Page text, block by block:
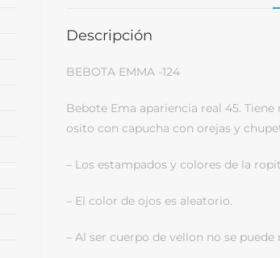
Descripción
BEBOTA EMMA -124
Bebote Ema apariencia real 45.
osito con capucha con orejas y
– Los estampados y colores de la
– El color de ojos es aleatorio.
– Al ser cuerpo de vellon no se puede